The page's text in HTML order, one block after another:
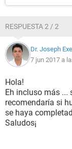
RESPUESTA 2 / 2
Dr. Joseph
7 jun 2017 a
Hola!
Eh incluso más ...
recomendaría si
se haya
Saludos¡